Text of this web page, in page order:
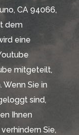
CA 94066,
dem
eine
mitgeteilt,
Wenn Sie in
sind,
Ihnen
Sie,